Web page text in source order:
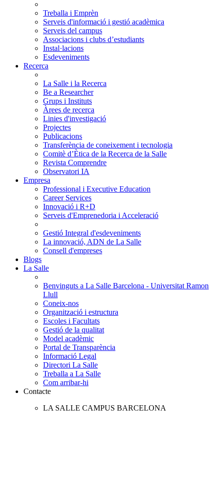
Treballa i Emprèn
Serveis d'informació i gestió acadèmica
Serveis del campus
Associacions i clubs d’estudiants
Instal·lacions
Esdeveniments
Recerca
La Salle i la Recerca
Be a Researcher
Grups i Instituts
Àrees de recerca
Linies d'investigació
Projectes
Publicacions
Transferència de coneixement i tecnologia
Comitè d’Ètica de la Recerca de la Salle
Revista Comprendre
Observatori IA
Empresa
Professional i Executive Education
Career Services
Innovació i R+D
Serveis d'Emprenedoria i Acceleració
Gestió Integral d'esdeveniments
La innovació, ADN de La Salle
Consell d'empreses
Blogs
La Salle
Benvinguts a La Salle Barcelona - Universitat Ramon
Llull
Coneix-nos
Organització i estructura
Escoles i Facultats
Gestió de la qualitat
Model acadèmic
Portal de Transparència
Informació Legal
Directori La Salle
Treballa a La Salle
Com arribar-hi
Contacte
LA SALLE CAMPUS BARCELONA